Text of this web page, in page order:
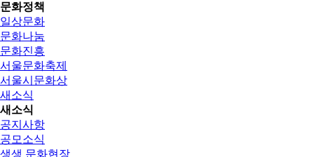
문화정책
일상문화
문화나눔
문화진흥
서울문화축제
서울시문화상
새소식
새소식
공지사항
공모소식
생생 문화현장